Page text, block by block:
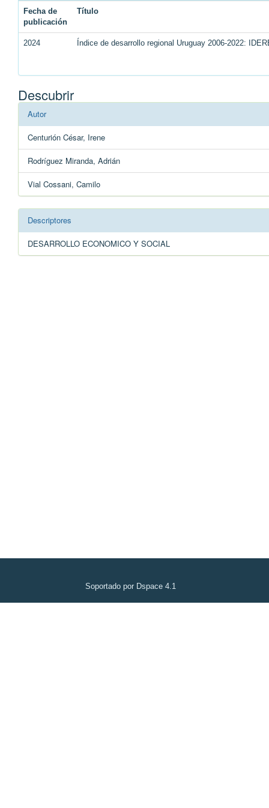
Fecha de
publicación
Título
2024 Índice de desarrollo regional Uruguay 2006-2022:
Descubrir
Autor
Centurión César, Irene
Rodríguez Miranda, Adrián
Vial Cossani, Camilo
Descriptores
DESARROLLO ECONOMICO Y SOCIAL
Soportado por Dspace 4.1